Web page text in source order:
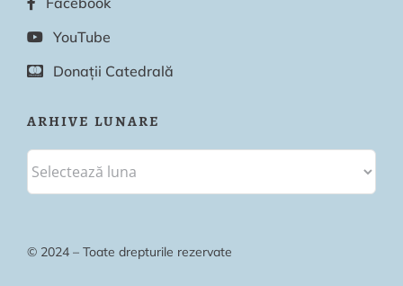
YouTube
Donații Catedrală
ARHIVE LUNARE
© 2024 – Toate drepturile rezervate